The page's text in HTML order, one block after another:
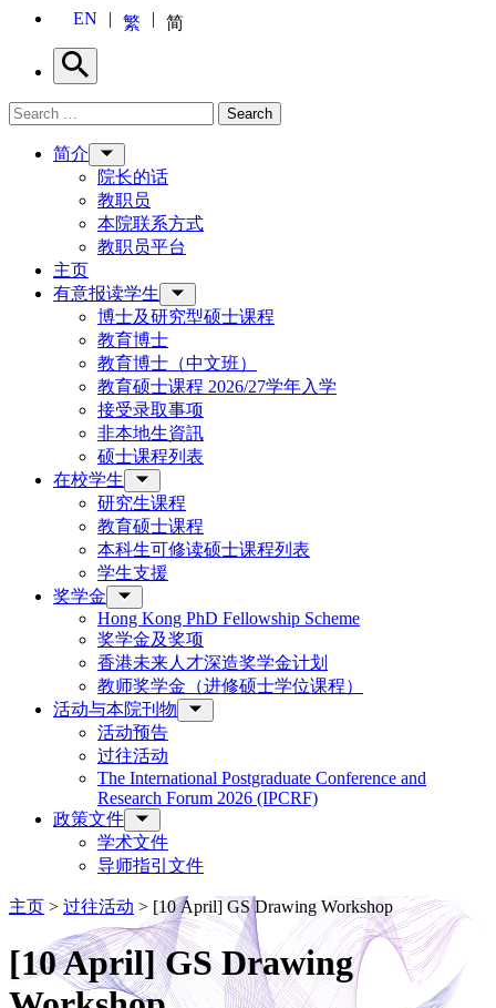
EN 繁 简
Search
Search for: Search
简介
院长的话
教职员
本院联系方式
教职员平台
主页
有意报读学生
博士及研究型硕士课程
教育博士
教育博士（中文班）
教育硕士课程 2026/27学年入学
接受录取事项
非本地生資訊
硕士课程列表
在校学生
研究生课程
教育硕士课程
本科生可修读硕士课程列表
学生支援
奖学金
Hong Kong PhD Fellowship Scheme
奖学金及奖项
香港未来人才深造奖学金计划
教师奖学金（进修硕士学位课程）
活动与本院刊物
活动预告
过往活动
The International Postgraduate Conference and
Research Forum 2026 (IPCRF)
政策文件
学术文件
导师指引文件
主页 > 过往活动 > [10 April] GS Drawing Workshop
[10 April] GS Drawing